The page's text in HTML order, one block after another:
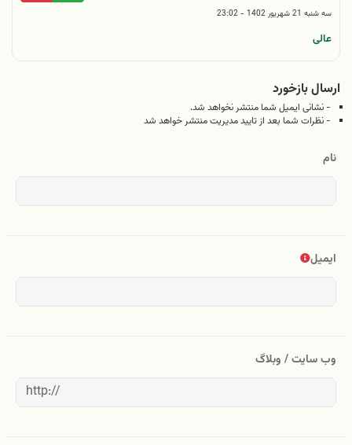
سه شنبه 21 شهریور 1402 - 23:02
عالی
ارسال بازخورد
- نشانی ایمیل شما منتشر نخواهد شد.
- نظرات شما بعد از تایید مدیریت منتشر خواهد شد
نام
ایمیل
وب سایت / وبلاگ